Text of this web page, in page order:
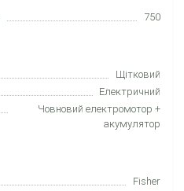
750
Щітковий
Електричний
Човновий електромотор +
акумулятор
Fisher